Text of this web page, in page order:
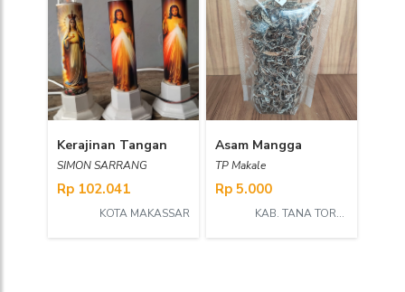
Kerajinan Tangan
SIMON SARRANG
Rp 102.041
KOTA MAKASSAR
Asam Mangga
TP Makale
Rp 5.000
KAB. TANA TORAJA